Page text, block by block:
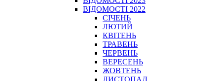
ВІДОМОСТІ 2022
СІЧЕНЬ
ЛЮТИЙ
КВІТЕНЬ
ТРАВЕНЬ
ЧЕРВЕНЬ
ВЕРЕСЕНЬ
ЖОВТЕНЬ
ЛИСТОПАД